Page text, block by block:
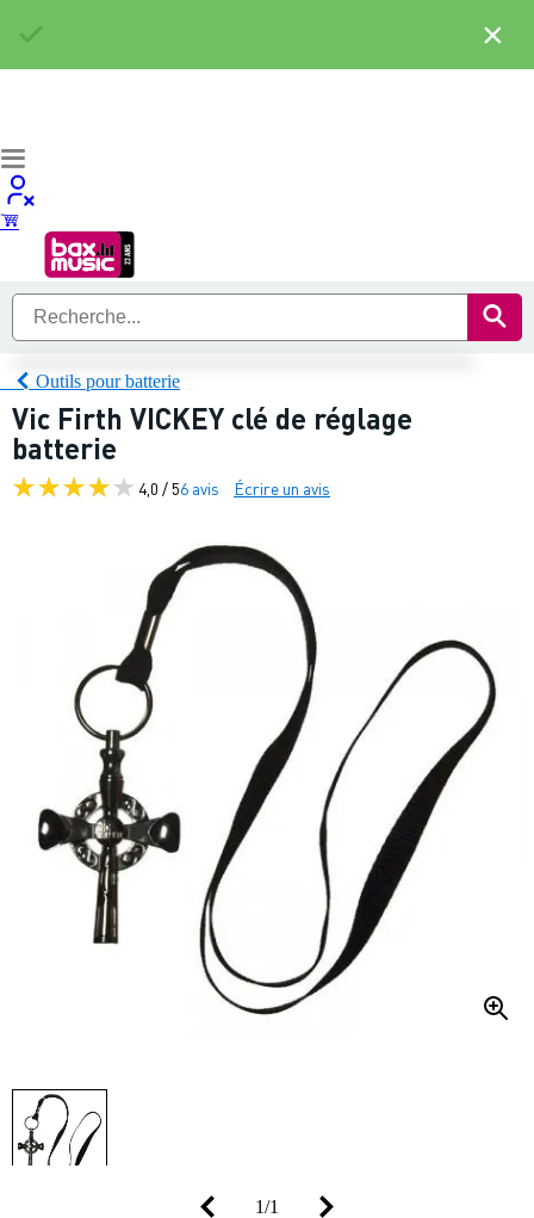
Outils pour batterie
Vic Firth VICKEY clé de réglage
batterie
4,0 / 56 avis Écrire un avis
1/1
×